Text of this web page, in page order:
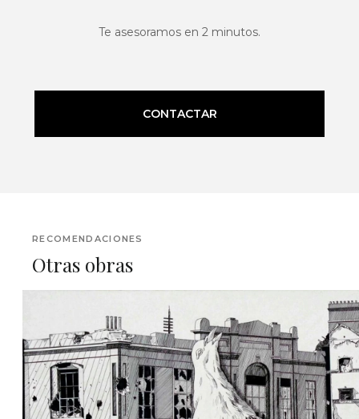
Te asesoramos en 2 minutos.
CONTACTAR
RECOMENDACIONES
Otras obras